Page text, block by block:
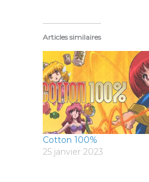
Articles similaires
Cotton 100%
25 janvier 2023